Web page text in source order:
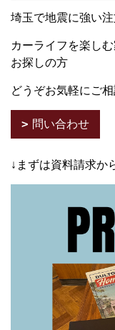
埼玉で地震に強い
カーライフを楽し
お探しの方
どうぞお気軽にご相
問い合わせ
↓まずは資料請求か